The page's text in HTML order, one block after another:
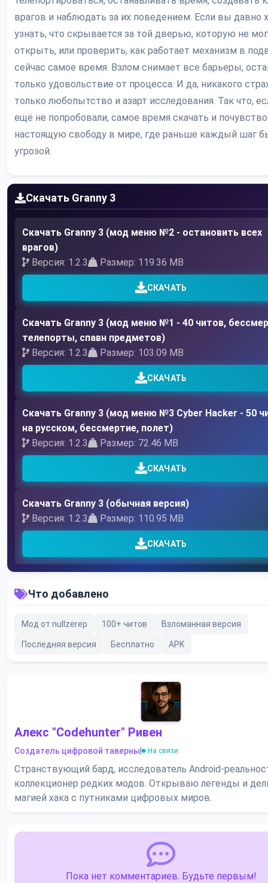
врагов и наблюдать за их поведением. Если вы давно
узнать, что скрывается за той дверью, которую не
открыть, или проверить, как работает механизм в
сейчас самое время. Взлом снимает все барьеры,
только удовольствие от процесса. И да, никакого
только любопытство и азарт исследования. Так что,
ещё не попробовали, самое время скачать и
настоящую свободу в мире, где раньше каждый шаг
угрозой.
Скачать Granny 3
Скачать Granny 3 (мод меню №2 - остановить всех
врагов)
Версия: 1.2.3
Размер: 119.36 MB
СКАЧАТЬ
Скачать Granny 3 (мод меню №1 - 40 читов,
телепорты, спавн предметов)
Версия: 1.2.3
Размер: 103.09 MB
СКАЧАТЬ
Скачать Granny 3 (мод меню №3 Cyber Hacker - 50
на русском, бессмертие, полет)
Версия: 1.2.3
Размер: 72.46 MB
СКАЧАТЬ
Скачать Granny 3 (обычная версия)
Версия: 1.2.3
Размер: 110.95 MB
СКАЧАТЬ
Что добавлено
Мод от nullzerep 100+ читов Взломанная версия
Последняя версия Бесплатно APK
Алекс "Codehunter" Ривен
Создатель цифровой таверны| На связи
Странствующий бард, исследователь Android-
коллекционер редких модов. Открываю легенды и
магией хака с путниками цифровых миров.
Пока нет комментариев. Будьте первым!